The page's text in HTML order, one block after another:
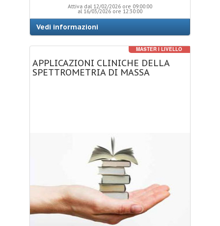
Attiva dal 12/02/2026 ore 09:00:00
al 16/03/2026 ore 12:30:00
Vedi informazioni
MASTER I LIVELLO
APPLICAZIONI CLINICHE DELLA
SPETTROMETRIA DI MASSA